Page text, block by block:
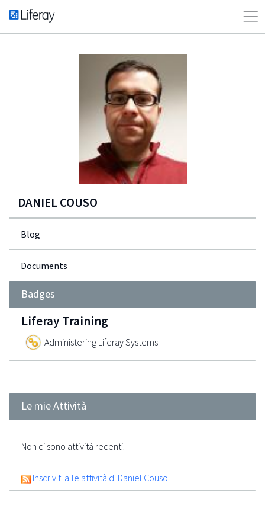
DANIEL COUSO
Blog
Documents
Badges
Liferay Training
Administering Liferay Systems
Le mie Attività
Non ci sono attività recenti.
Inscriviti alle attività di Daniel Couso.